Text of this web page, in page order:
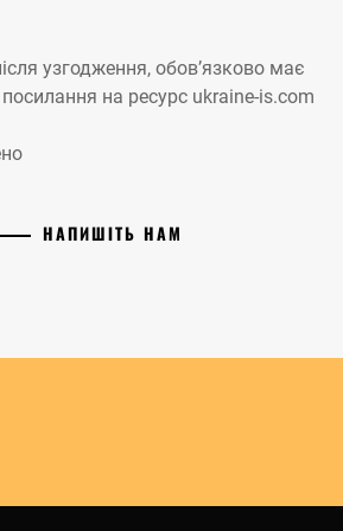
узгодження, обов’язково має
посилання на ресурс ukraine-is.com
НАПИШІТЬ НАМ